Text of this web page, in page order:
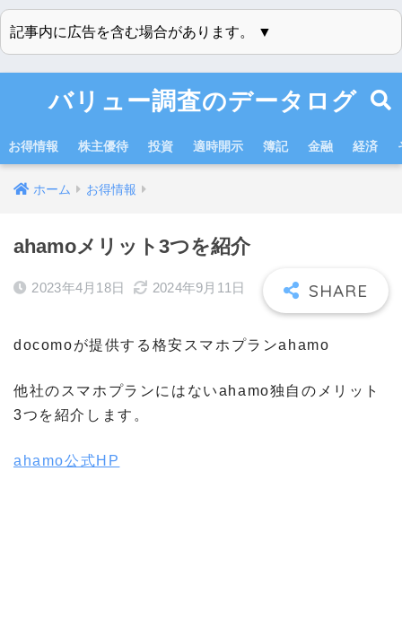
記事内に広告を含む場合があります。 ▼
バリュー調査のデータログ
お得情報 株主優待 投資 適時開示 簿記 金融 経済
ホーム お得情報
ahamoメリット3つを紹介
2023年4月18日 2024年9月11日
docomoが提供する格安スマホプランahamo
他社のスマホプランにはないahamo独自のメリット
3つを紹介します。
ahamo公式HP